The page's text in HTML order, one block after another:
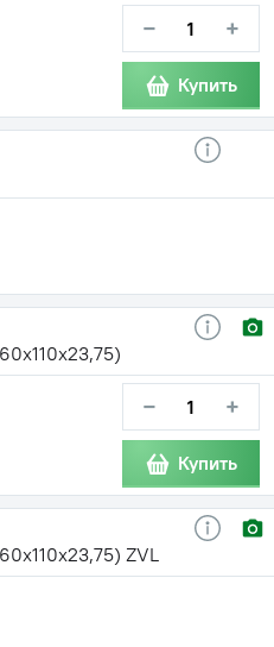
− +
Купить
− +
Купить
ZVL